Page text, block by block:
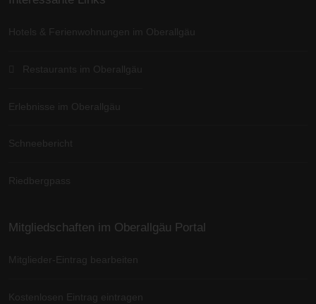
Hotels & Ferienwohnungen im Oberallgäu
Restaurants im Oberallgäu
Erlebnisse im Oberallgäu
Schneebericht
Riedbergpass
Mitgliedschaften im Oberallgäu Portal
Mitglieder-Eintrag bearbeiten
Kostenlosen Eintrag eintragen